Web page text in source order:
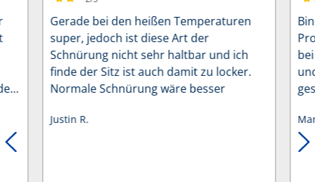
Gerade bei den heißen Temperaturen
super, jedoch ist diese Art der
Schnürung nicht sehr haltbar und ich
finde der Sitz ist auch damit zu locker.
Normale Schnürung wäre besser
Justin R.